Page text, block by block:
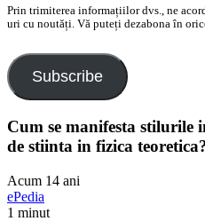
Prin trimiterea informațiilor dvs., ne
uri cu noutăți. Vă puteți dezabona în
Subscribe
Cum se manifesta stilurile
de stiinta in fizica
Acum 14 ani
ePedia
1 minut